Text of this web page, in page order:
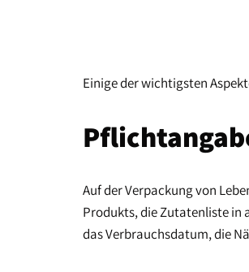
Einige der wichtigsten
Auf der Verpackung von
Produkts, die Zutatenliste in
das Verbrauchsdatum, die